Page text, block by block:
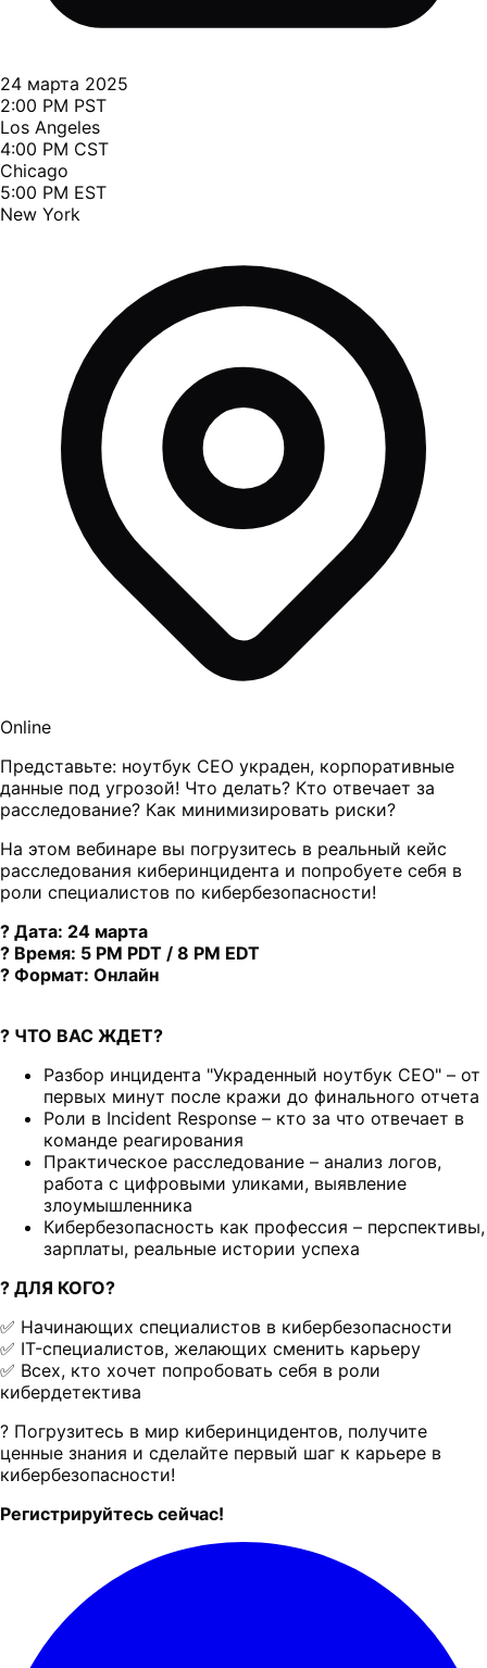
24 марта 2025
2:00 PM PST
Los Angeles
4:00 PM CST
Chicago
5:00 PM EST
New York
Online
Представьте: ноутбук CEO украден, корпоративные
данные под угрозой! Что делать? Кто отвечает за
расследование? Как минимизировать риски?
На этом вебинаре вы погрузитесь в реальный кейс
расследования киберинцидента и попробуете себя в
роли специалистов по кибербезопасности!
? Дата: 24 марта
? Время: 5 PM PDT / 8 PM EDT
? Формат: Онлайн
? ЧТО ВАС ЖДЕТ?
Разбор инцидента "Украденный ноутбук CEO" – от
первых минут после кражи до финального отчета
Роли в Incident Response – кто за что отвечает в
команде реагирования
Практическое расследование – анализ логов,
работа с цифровыми уликами, выявление
злоумышленника
Кибербезопасность как профессия – перспективы,
зарплаты, реальные истории успеха
? ДЛЯ КОГО?
✅ Начинающих специалистов в кибербезопасности
✅ IT-специалистов, желающих сменить карьеру
✅ Всех, кто хочет попробовать себя в роли
кибердетектива
? Погрузитесь в мир киберинцидентов, получите
ценные знания и сделайте первый шаг к карьере в
кибербезопасности!
Регистрируйтесь сейчас!